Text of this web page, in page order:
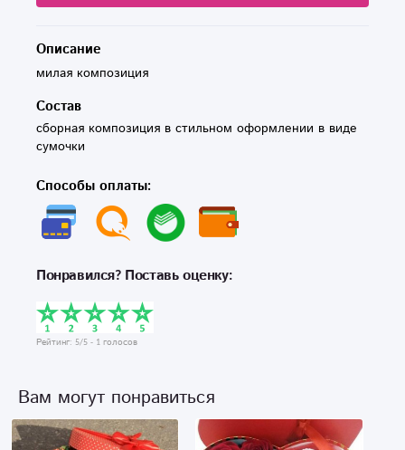
Описание
милая композиция
Состав
сборная композиция в стильном оформлении в виде
сумочки
Способы оплаты:
Понравился? Поставь оценку:
Рейтинг: 5/5 - 1 голосов
Вам могут понравиться